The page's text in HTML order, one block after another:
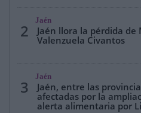
2
Jaén
Jaén llora la pérdida de
Valenzuela Civantos
3
Jaén
Jaén, entre las
afectadas por la
alerta alimentaria por